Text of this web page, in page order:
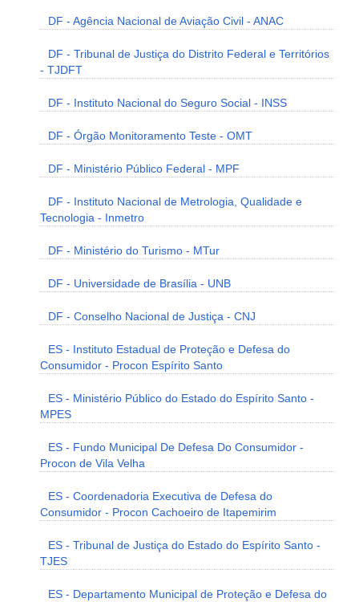
DF - Agência Nacional de Aviação Civil - ANAC
DF - Tribunal de Justiça do Distrito Federal e Territórios
- TJDFT
DF - Instituto Nacional do Seguro Social - INSS
DF - Órgão Monitoramento Teste - OMT
DF - Ministério Público Federal - MPF
DF - Instituto Nacional de Metrologia, Qualidade e
Tecnologia - Inmetro
DF - Ministério do Turismo - MTur
DF - Universidade de Brasília - UNB
DF - Conselho Nacional de Justiça - CNJ
ES - Instituto Estadual de Proteção e Defesa do
Consumidor - Procon Espírito Santo
ES - Ministério Público do Estado do Espírito Santo -
MPES
ES - Fundo Municipal De Defesa Do Consumidor -
Procon de Vila Velha
ES - Coordenadoria Executiva de Defesa do
Consumidor - Procon Cachoeiro de Itapemirim
ES - Tribunal de Justiça do Estado do Espírito Santo -
TJES
ES - Departamento Municipal de Proteção e Defesa do